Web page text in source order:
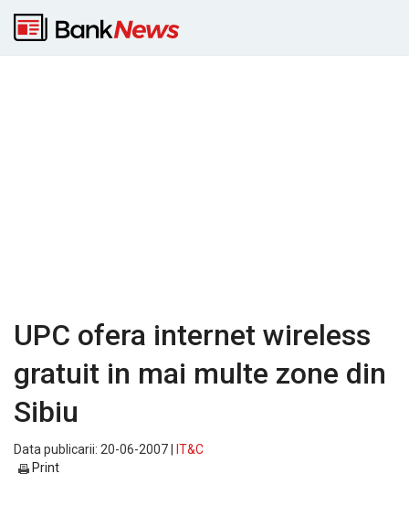
UPC ofera internet wireless
gratuit in mai multe zone din
Sibiu
Data publicarii: 20-06-2007 |
IT&C
Print